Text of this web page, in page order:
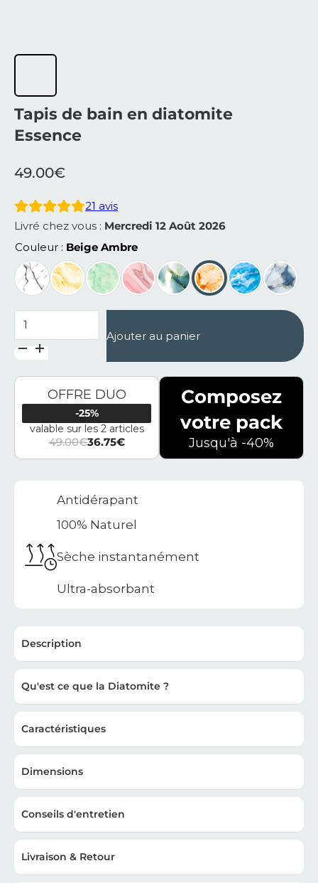
Tapis de bain en diatomite
Essence
49.00€
21 avis
Livré chez vous : Mercredi 12 Août 2026
Couleur
Beige Ambre
quantité de Tapis de bain en diatomite Essence
Ajouter au panier
OFFRE DUO
-25%
valable sur les 2 articles
49.00€
Le prix initial était : 49.00€.
36.75€
Le prix actuel est : 36.75€.
Composez
votre pack
Jusqu'à -40%
Antidérapant
100% Naturel
Sèche instantanément
Ultra-absorbant
Description
Qu'est ce que la Diatomite ?
Caractéristiques
Dimensions
Conseils d'entretien
Livraison & Retour